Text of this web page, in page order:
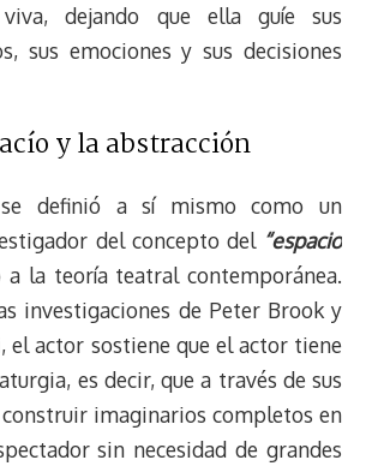
dejando que ella guíe sus
sus emociones y sus decisiones
y la abstracción
definió a sí mismo como un
del concepto del “espacio
a la teoría teatral contemporánea.
investigaciones de Peter Brook y
el actor sostiene que el actor tiene
es decir, que a través de sus
construir imaginarios completos en
sin necesidad de grandes